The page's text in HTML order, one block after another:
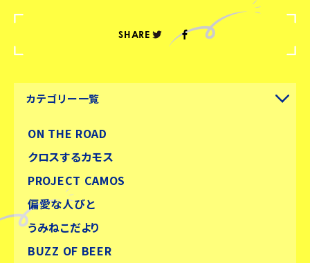
SHARE
カテゴリー一覧
ON THE ROAD
クロスするカモス
PROJECT CAMOS
偏愛な人びと
うみねこだより
BUZZ OF BEER